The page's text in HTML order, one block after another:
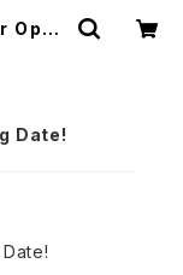
Open
Date!